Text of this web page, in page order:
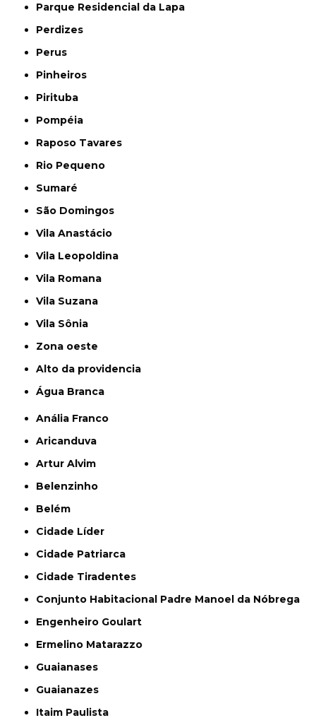
Parque Residencial da Lapa
Perdizes
Perus
Pinheiros
Pirituba
Pompéia
Raposo Tavares
Rio Pequeno
Sumaré
São Domingos
Vila Anastácio
Vila Leopoldina
Vila Romana
Vila Suzana
Vila Sônia
Zona oeste
alto da providencia
Água Branca
Anália Franco
Aricanduva
Artur Alvim
Belenzinho
Belém
Cidade Líder
Cidade Patriarca
Cidade Tiradentes
Conjunto Habitacional Padre Manoel da Nóbrega
Engenheiro Goulart
Ermelino Matarazzo
Guaianases
Guaianazes
Itaim Paulista